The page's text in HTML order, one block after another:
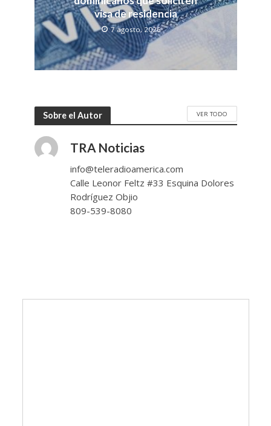
visa de residencia
7 agosto, 2026
Sobre el Autor VER TODO
TRA Noticias
info@teleradioamerica.com
Calle Leonor Feltz #33 Esquina Dolores
Rodríguez Objio
809-539-8080